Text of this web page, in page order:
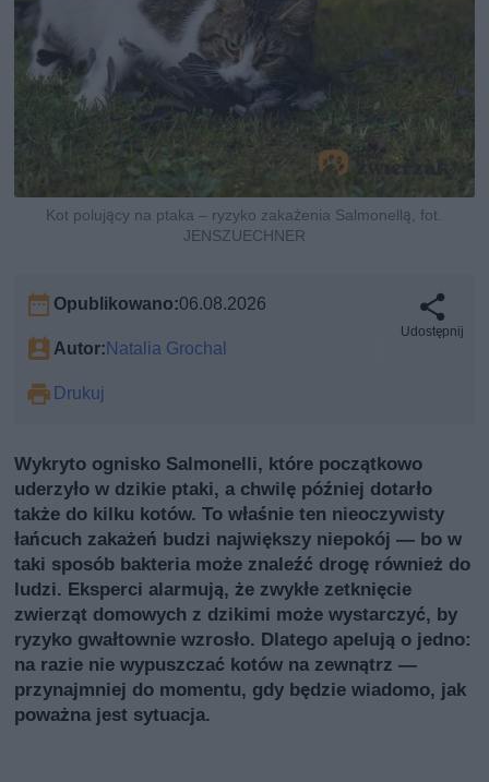
Kot polujący na ptaka – ryzyko zakażenia Salmonellą, fot.
JENSZUECHNER
Opublikowano:06.08.2026
Autor:Natalia Grochal
Drukuj
Udostępnij
Wykryto ognisko Salmonelli, które początkowo
uderzyło w dzikie ptaki, a chwilę później dotarło
także do kilku kotów. To właśnie ten nieoczywisty
łańcuch zakażeń budzi największy niepokój — bo w
taki sposób bakteria może znaleźć drogę również do
ludzi. Eksperci alarmują, że zwykłe zetknięcie
zwierząt domowych z dzikimi może wystarczyć, by
ryzyko gwałtownie wzrosło. Dlatego apelują o jedno:
na razie nie wypuszczać kotów na zewnątrz —
przynajmniej do momentu, gdy będzie wiadomo, jak
poważna jest sytuacja.